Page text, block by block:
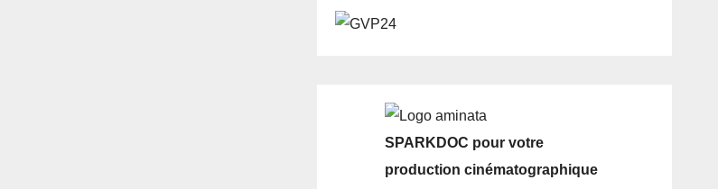
SPARKDOC pour votre
production cinématographique